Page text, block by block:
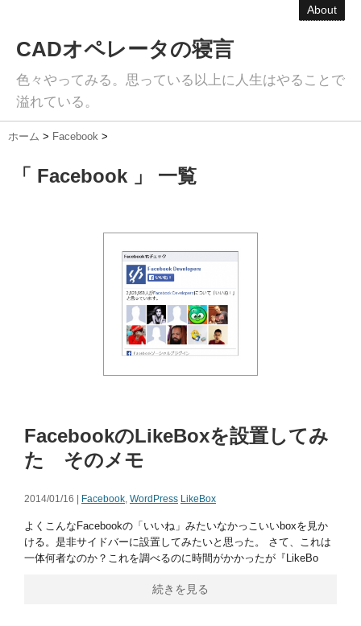
About
CADオペレータの寝言
色々やってみる。思っている以上に人生はやることで
溢れている。
ホーム > Facebook >
「 Facebook 」 一覧
FacebookのLikeBoxを設置してみ
た そのメモ
2014/01/16 | Facebook, WordPress LikeBox
よくこんなFacebookの「いいね」みたいなかっこいいboxを見か
ける。是非サイドバーに設置してみたいと思った。 さて、これは
一体何者なのか？これを調べるのに時間がかかったが『LikeBo
続きを見る